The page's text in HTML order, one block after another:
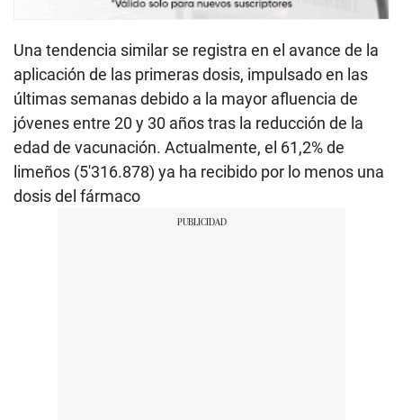
Una tendencia similar se registra en el avance de la
aplicación de las primeras dosis, impulsado en las
últimas semanas debido a la mayor afluencia de
jóvenes entre 20 y 30 años tras la reducción de la
edad de vacunación. Actualmente, el 61,2% de
limeños (5′316.878) ya ha recibido por lo menos una
dosis del fármaco